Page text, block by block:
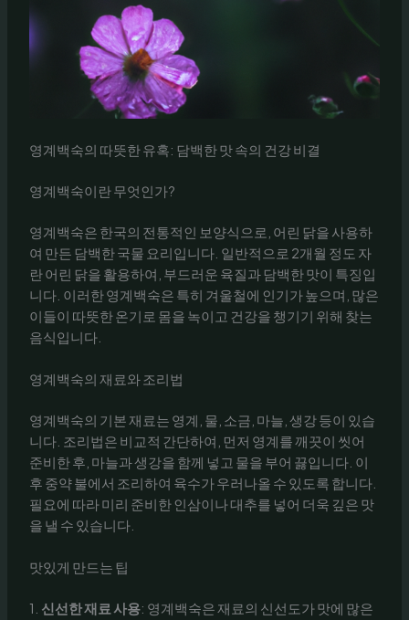
영계백숙의 따뜻한 유혹: 담백한 맛 속의 건강 비결
영계백숙이란 무엇인가?
영계백숙은 한국의 전통적인 보양식으로, 어린 닭을 사용하
여 만든 담백한 국물 요리입니다. 일반적으로 2개월 정도 자
란 어린 닭을 활용하여, 부드러운 육질과 담백한 맛이 특징입
니다. 이러한 영계백숙은 특히 겨울철에 인기가 높으며, 많은
이들이 따뜻한 온기로 몸을 녹이고 건강을 챙기기 위해 찾는
음식입니다.
영계백숙의 재료와 조리법
영계백숙의 기본 재료는 영계, 물, 소금, 마늘, 생강 등이 있습
니다. 조리법은 비교적 간단하여, 먼저 영계를 깨끗이 씻어
준비한 후, 마늘과 생강을 함께 넣고 물을 부어 끓입니다. 이
후 중약 불에서 조리하여 육수가 우러나올 수 있도록 합니다.
필요에 따라 미리 준비한 인삼이나 대추를 넣어 더욱 깊은 맛
을 낼 수 있습니다.
맛있게 만드는 팁
1. 신선한 재료 사용: 영계백숙은 재료의 신선도가 맛에 많은